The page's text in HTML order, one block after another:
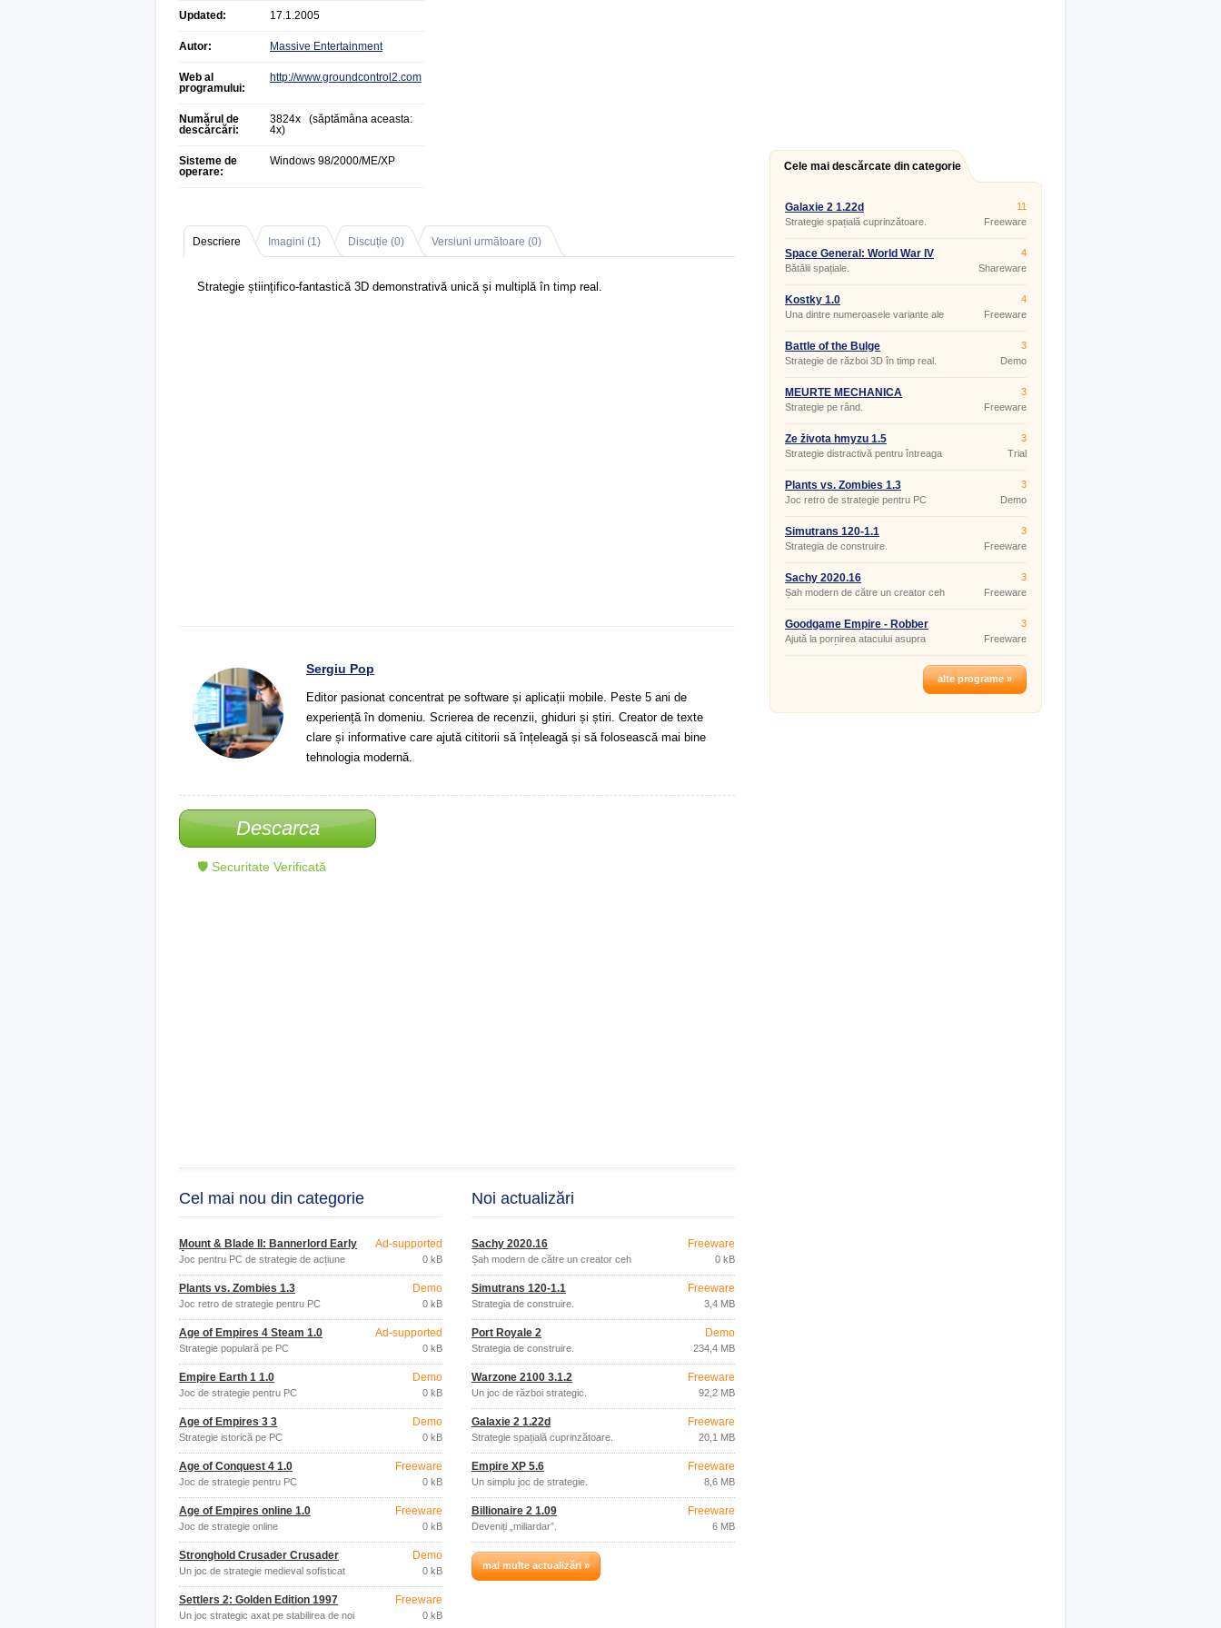
Updated: 17.1.2005
Autor: Massive Entertainment
Web al
programului:
http://www.groundcontrol2.com
Numărul de
descărcări:
3824x (săptămâna aceasta:
4x)
Sisteme de
operare:
Windows 98/2000/ME/XP
Descriere Imagini (1) Discuție (0) Versiuni următoare (0)
Strategie științifico-fantastică 3D demonstrativă unică și multiplă în timp real.
Sergiu Pop
Editor pasionat concentrat pe software și aplicații mobile. Peste 5 ani de
experiență în domeniu. Scrierea de recenzii, ghiduri și știri. Creator de texte
clare și informative care ajută cititorii să înțeleagă și să folosească mai bine
tehnologia modernă.
Descarca
🛡 Securitate Verificată
Cel mai nou din categorie
Mount & Blade II: Bannerlord Early
Access
Joc pentru PC de strategie de acțiune
Ad-supported
0 kB
Plants vs. Zombies 1.3
Joc retro de strategie pentru PC
Demo
0 kB
Age of Empires 4 Steam 1.0
Strategie populară pe PC
Ad-supported
0 kB
Empire Earth 1 1.0
Joc de strategie pentru PC
Demo
0 kB
Age of Empires 3 3
Strategie istorică pe PC
Demo
0 kB
Age of Conquest 4 1.0
Joc de strategie pentru PC
Freeware
0 kB
Age of Empires online 1.0
Joc de strategie online
Freeware
0 kB
Stronghold Crusader Crusader
Un joc de strategie medieval sofisticat
Demo
0 kB
Settlers 2: Golden Edition 1997
Un joc strategic axat pe stabilirea de noi
Freeware
0 kB
Noi actualizări
Šachy 2020.16
Șah modern de către un creator ceh
Freeware
0 kB
Simutrans 120-1.1
Strategia de construire.
Freeware
3,4 MB
Port Royale 2
Strategia de construire.
Demo
234,4 MB
Warzone 2100 3.1.2
Un joc de război strategic.
Freeware
92,2 MB
Galaxie 2 1.22d
Strategie spațială cuprinzătoare.
Freeware
20,1 MB
Empire XP 5.6
Un simplu joc de strategie.
Freeware
8,6 MB
Billionaire 2 1.09
Deveniți „miliardar”.
Freeware
6 MB
mai multe actualizări »
Cele mai descărcate din categorie
Galaxie 2 1.22d
Strategie spațială cuprinzătoare.
11
Freeware
Space General: World War IV
Bătălii spațiale.
4
Shareware
Kostky 1.0
Una dintre numeroasele variante ale
4
Freeware
Battle of the Bulge
Strategie de război 3D în timp real.
3
Demo
MEURTE MECHANICA
Strategie pe rând.
3
Freeware
Ze života hmyzu 1.5
Strategie distractivă pentru întreaga
3
Trial
Plants vs. Zombies 1.3
Joc retro de strategie pentru PC
3
Demo
Simutrans 120-1.1
Strategia de construire.
3
Freeware
Šachy 2020.16
Șah modern de către un creator ceh
3
Freeware
Goodgame Empire - Robber
Baron Castle Calculator 1.0
Ajută la pornirea atacului asupra
Baronilor Tâlhari din Goodgame
3
Freeware
alte programe »